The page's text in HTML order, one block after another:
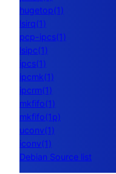
hugetop(1)
lsirq(1)
pcp-ipcs(1)
lsipc(1)
ipcs(1)
ipcmk(1)
ipcrm(1)
mkfifo(1)
mkfifo(1p)
uconv(1)
iconv(1)
Debian Source list